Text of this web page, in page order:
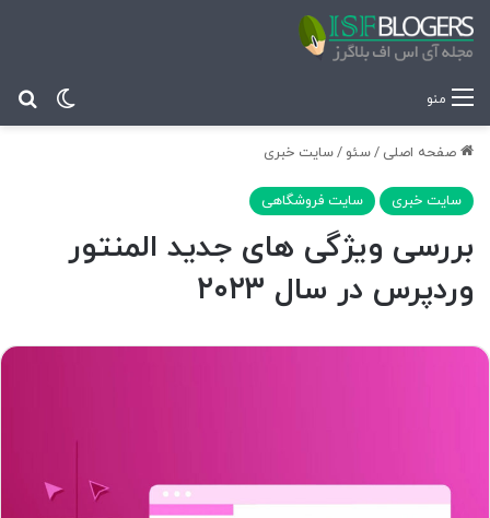
منو
صفحه اصلی /سئو /سایت خبری
سایت خبری سایت فروشگاهی
بررسی ویژگی های جدید المنتور
وردپرس در سال ۲۰۲۳